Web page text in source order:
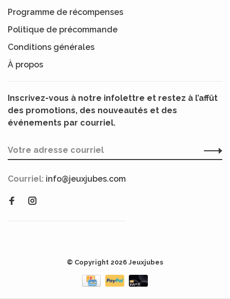
Programme de récompenses
Politique de précommande
Conditions générales
À propos
Inscrivez-vous à notre infolettre et restez à l’affût
des promotions, des nouveautés et des
événements par courriel.
Courriel: info@jeuxjubes.com
© Copyright 2026 Jeuxjubes